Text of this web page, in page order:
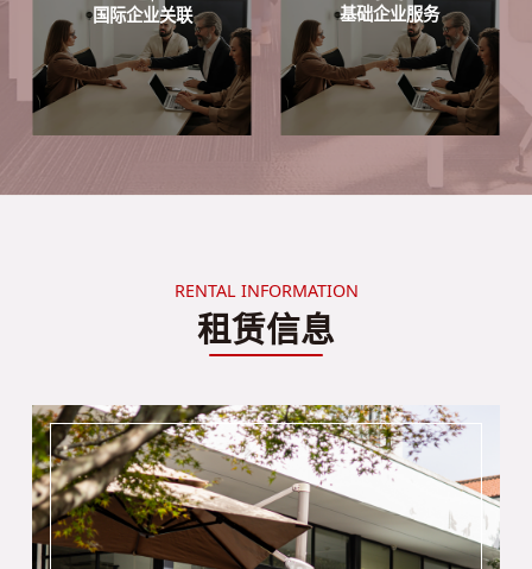
国际企业关联 基础企业服务
RENTAL INFORMATION
租赁信息